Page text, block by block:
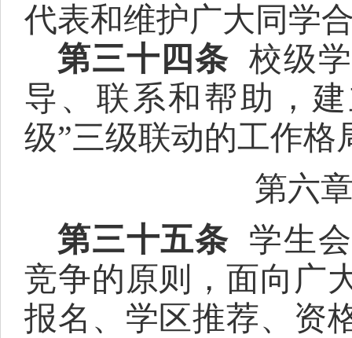
代表和维护广大同学
第三十四条 校级
导、联系和帮助，
级”三级联动的工作格
第六
第三十五条 学生
竞争的原则，面向广
报名、学区推荐、资